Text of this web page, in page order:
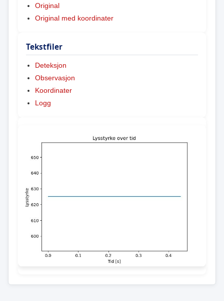
Original
Original med koordinater
Tekstfiler
Deteksjon
Observasjon
Koordinater
Logg